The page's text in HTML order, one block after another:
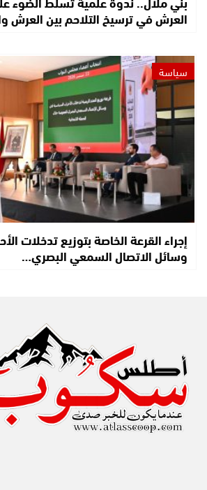
العرش في ترسيخ التلاحم بين
سياسة
إجراء القرعة الخاصة بتوزيع تدخلات
وسائل الاتصال السمعي البصري…